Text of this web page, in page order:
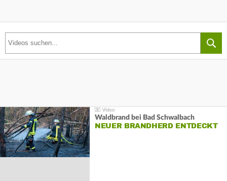
Waldbrand bei Bad Schwalbach
NEUER BRANDHERD ENTDECKT